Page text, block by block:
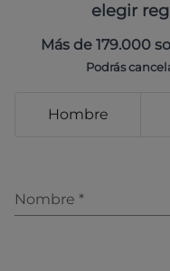
elegir
Más de 179.000
Podrás
Hombre
Nombre *